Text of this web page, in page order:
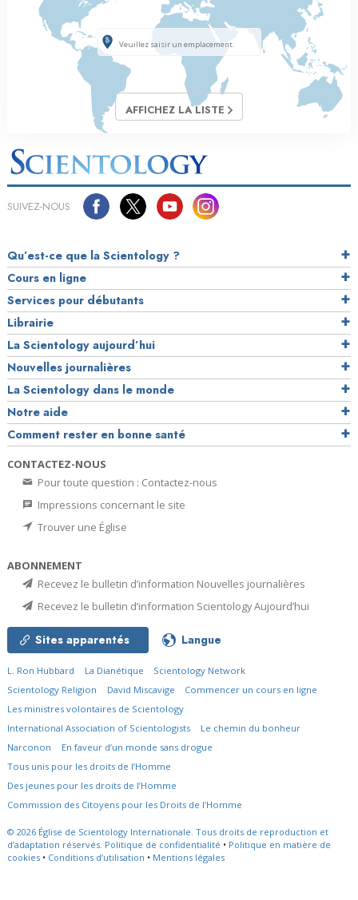
AFFICHEZ LA LISTE
SUIVEZ-NOUS
Qu’est-ce que la Scientology ?
Cours en ligne
Services pour débutants
Librairie
La Scientology aujourd’hui
Nouvelles journalières
La Scientology dans le monde
Notre aide
Comment rester en bonne santé
CONTACTEZ-NOUS
Pour toute question : Contactez-nous
Impressions concernant le site
Trouver une Église
ABONNEMENT
Recevez le bulletin d’information Nouvelles journalières
Recevez le bulletin d’information Scientology Aujourd’hui
Sites apparentés Langue
L. Ron Hubbard La Dianétique
Scientology Network
Scientology Religion
David Miscavige
Commencer un cours en ligne
Les ministres volontaires de Scientology
International Association of Scientologists
Le chemin du bonheur
Narconon
En faveur d’un monde sans drogue
Tous unis pour les droits de l’Homme
Des jeunes pour les droits de l’Homme
Commission des Citoyens pour les Droits de l’Homme
© 2026 Église de Scientology Internationale. Tous droits de reproduction et
d’adaptation réservés. Politique de confidentialité • Politique en matière de
cookies • Conditions d’utilisation • Mentions légales